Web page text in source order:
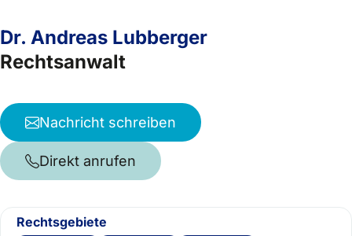
Dr. Andreas Lubberger
Rechtsanwalt
Nachricht schreiben
Direkt anrufen
Rechtsgebiete